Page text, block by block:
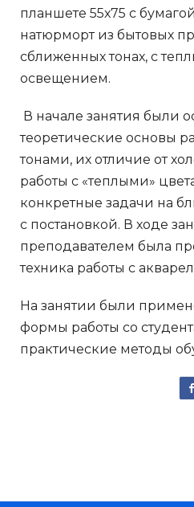
планшете 55х75 с
натюрморт из бытовых
сближенных тонах, с
освещением.
В начале занятия были
теоретические основы
тонами, их отличие от
работы с «теплыми»
конкретные задачи на
с постановкой. В ходе
преподавателем была
техника работы с
На занятии были
формы работы со
практические методы